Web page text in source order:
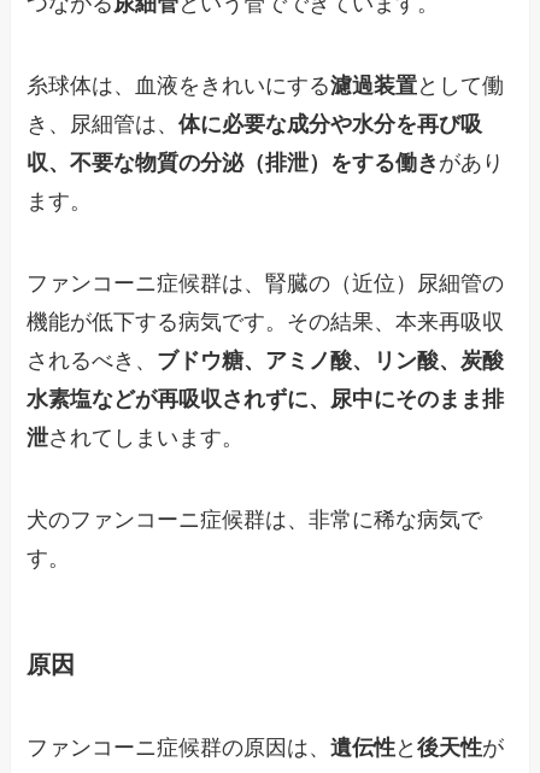
糸球体は、血液をきれいにする濾過装置として働
き、尿細管は、体に必要な成分や水分を再び吸
収、不要な物質の分泌（排泄）をする働き があり
ます。
ファンコーニ症候群は、腎臓の（近位）尿細管の
機能が低下する病気です。その結果、本来再吸収
されるべき、 ブドウ糖、アミノ酸、リン酸、炭酸
水素塩などが再吸収されずに、尿中にそのまま排
泄されてしまいます。
犬のファンコーニ症候群は、非常に稀な病気で
す。
原因
ファンコーニ症候群の原因は、遺伝性と後天性が